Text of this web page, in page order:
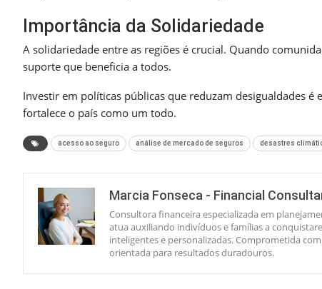
Importância da Solidariedade
A solidariedade entre as regiões é crucial. Quando
suporte que beneficia a todos.
Investir em políticas públicas que reduzam desigualdades
fortalece o país como um todo.
acesso ao seguro análise de mercado de seguros desastres
Marcia Fonseca - Financial
Consultora financeira especializada em
atua auxiliando indivíduos e famílias a
inteligentes e personalizadas. Comprometida
orientada para resultados duradouros.